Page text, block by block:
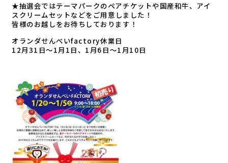
★抽選会ではテーマパークのペアチケットや国産和牛、アイ
スクリ ームセットなどをご用意しました ！
皆様のお越しをお待ちしておりま す！
オランダせんべいfactory休業日
12月31日～1月1日、1月6 日～1月10日